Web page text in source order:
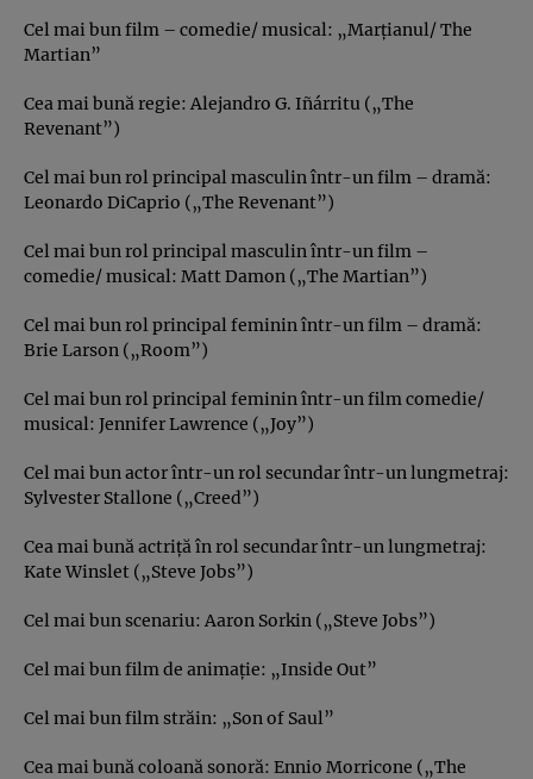
Cel mai bun film – comedie/ musical: „Marţianul/ The
Martian”
Cea mai bună regie: Alejandro G. Iñárritu („The
Revenant”)
Cel mai bun rol principal masculin într-un film – dramă:
Leonardo DiCaprio („The Revenant”)
Cel mai bun rol principal masculin într-un film –
comedie/ musical: Matt Damon („The Martian”)
Cel mai bun rol principal feminin într-un film – dramă:
Brie Larson („Room”)
Cel mai bun rol principal feminin într-un film comedie/
musical: Jennifer Lawrence („Joy”)
Cel mai bun actor într-un rol secundar într-un lungmetraj:
Sylvester Stallone („Creed”)
Cea mai bună actriţă în rol secundar într-un lungmetraj:
Kate Winslet („Steve Jobs”)
Cel mai bun scenariu: Aaron Sorkin („Steve Jobs”)
Cel mai bun film de animaţie: „Inside Out”
Cel mai bun film străin: „Son of Saul”
Cea mai bună coloană sonoră: Ennio Morricone („The